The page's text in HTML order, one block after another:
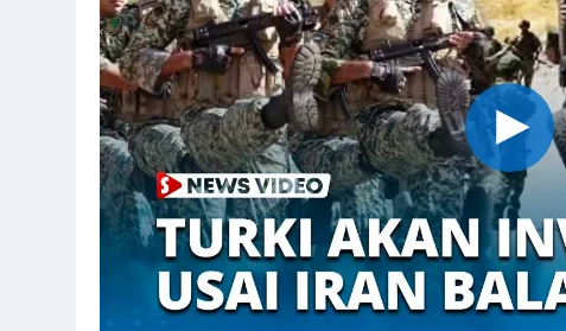
Ketika Istikharah
2 Hari Ago
Cahaya dari Timur:
3 Hari Ago
3 Hari Ago